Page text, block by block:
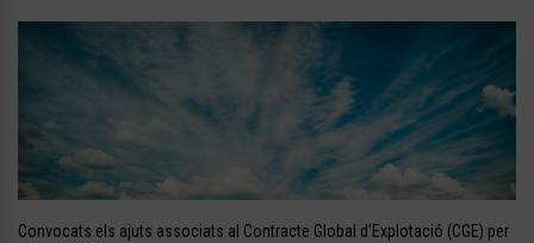
Convocats els ajuts associats al Contracte Global d’Explotació (CGE) per